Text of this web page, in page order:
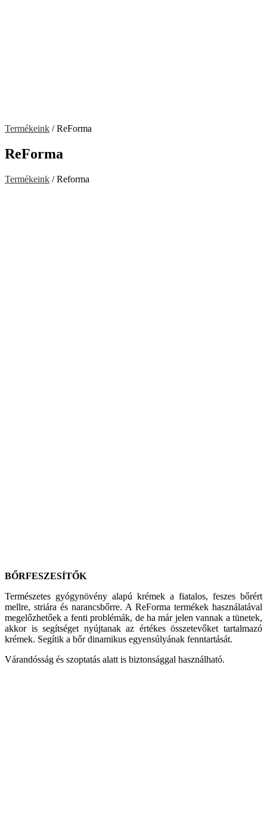
Termékeink / ReForma
ReForma
Termékeink / Reforma
BŐRFESZESÍTŐK
Természetes gyógynövény alapú krémek a fiatalos, feszes bőrért
mellre, striára és narancsbőrre. A ReForma termékek használatával
megelőzhetőek a fenti problémák, de ha már jelen vannak a tünetek,
akkor is segítséget nyújtanak az értékes összetevőket tartalmazó
krémek. Segítik a bőr dinamikus egyensúlyának fenntartását.
Várandósság és szoptatás alatt is biztonsággal használható.